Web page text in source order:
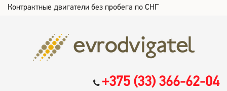
Контрактные двигатели без пробега по СНГ
+375 (33) 366-62-04